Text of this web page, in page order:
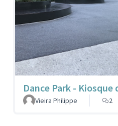
Dance Park - Kiosque
Vieira Philippe
2